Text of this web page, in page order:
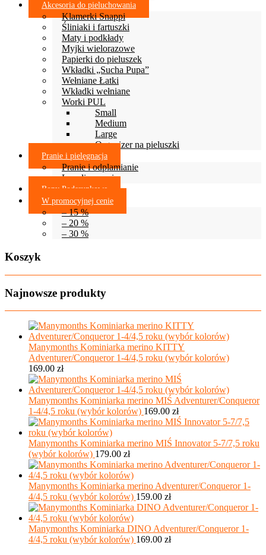
Akcesoria do pieluchowania
Klamerki Snappi
Śliniaki i fartuszki
Maty i podkłady
Myjki wielorazowe
Papierki do pieluszek
Wkładki „Sucha Pupa”
Wełniane Łatki
Wkładki wełniane
Worki PUL
Small
Medium
Large
Organizer na pieluszki
Pranie i pielęgnacja
Pranie i odplamianie
Lanolinowanie
Bony Podarunkowe
W promocyjnej cenie
– 15 %
– 20 %
– 30 %
Koszyk
Najnowsze produkty
Manymonths Kominiarka merino KITTY
Adventurer/Conqueror 1-4/4,5 roku (wybór kolorów)
169.00 zł
Manymonths Kominiarka merino MIŚ Adventurer/Conqueror
1-4/4,5 roku (wybór kolorów) 169.00 zł
Manymonths Kominiarka merino MIŚ Innovator 5-7/7,5 roku
(wybór kolorów) 179.00 zł
Manymonths Kominiarka merino Adventurer/Conqueror 1-
4/4,5 roku (wybór kolorów) 159.00 zł
Manymonths Kominiarka DINO Adventurer/Conqueror 1-
4/4,5 roku (wybór kolorów) 169.00 zł